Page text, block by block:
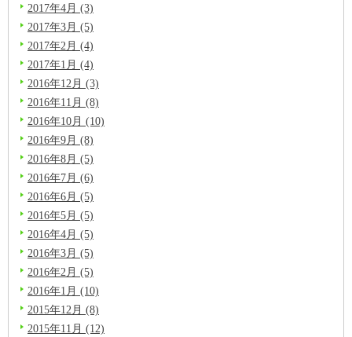
2017年4月 (3)
2017年3月 (5)
2017年2月 (4)
2017年1月 (4)
2016年12月 (3)
2016年11月 (8)
2016年10月 (10)
2016年9月 (8)
2016年8月 (5)
2016年7月 (6)
2016年6月 (5)
2016年5月 (5)
2016年4月 (5)
2016年3月 (5)
2016年2月 (5)
2016年1月 (10)
2015年12月 (8)
2015年11月 (12)